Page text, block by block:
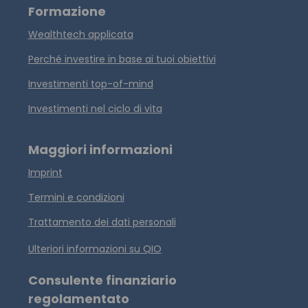
Formazione
Wealthtech applicata
Perché investire in base ai tuoi obiettivi
Investimenti top-of-mind
Investimenti nel ciclo di vita
Maggiori informazioni
Imprint
Termini e condizioni
Trattamento dei dati personali
Ulteriori informazioni su QIO
Consulente finanziario
regolamentato